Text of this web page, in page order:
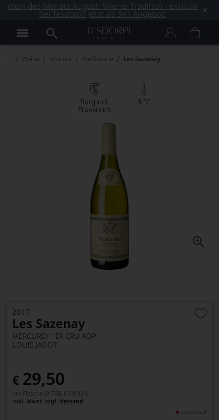
Wein des Monats August: Wiener Tradition - exklusiv
bei Tesdorpf! Jetzt als 5+1 Angebot!
Weine Weinart Weißweine Les Sazenay
Burgund
Frankreich
8 °C
2017
Les Sazenay
MERCUREY 1ER CRU AOP
LOUIS JADOT
€ 29,50
pro Flasche (0.75l), € 39,33/L
inkl. Mwst. zzgl. Versand
ausverkauft